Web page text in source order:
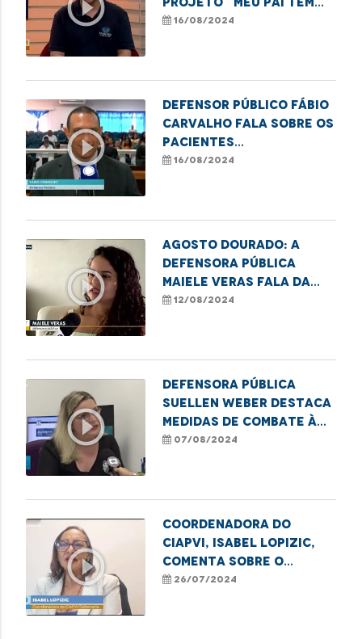
Nome"
16/08/2024
play_circle_outline
Defensor público Fábio
Carvalho fala sobre os
pacientes
encaminhados para
16/08/2024
play_circle_outline
Agosto Dourado: A
defensora pública
Maiele Veras fala da
sua experiência
12/08/2024
play_circle_outline
Defensora pública
Suellen Weber destaca
medidas de combate à
violência contra a
07/08/2024
play_circle_outline
Coordenadora do
CIAPVI, Isabel Lopizic,
comenta sobre o
aumento de violência
26/07/2024